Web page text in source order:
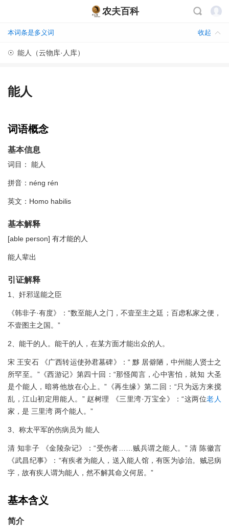
农夫百科
本词条是多义词 收起
☉ 能人（云物库·人库）
能人
词语概念
基本信息
词目： 能人
拼音：néng rén
英文：Homo habilis
基本解释
[able person] 有才能的人
能人辈出
引证解释
1、奸邪逞能之臣
《韩非子·有度》：“数至能人之门，不壹至主之廷；百虑私家之便，
不壹图主之国。”
2、能干的人。能干的人，在某方面才能出众的人。
宋 王安石 《广西转运使孙君墓碑》：“ 黟 居僻陋，中州能人贤士之
所罕至。”《西游记》第四十回：“那怪闻言，心中害怕，就知 大圣
是个能人，暗将他放在心上。”《再生缘》第二回：“只为远方来搅
乱，江山初定用能人。” 赵树理 《三里湾·万宝全》：“这两位老人
家，是 三里湾 两个能人。”
3、称太平军的伤病员为 能人
清 知非子 《金陵杂记》：“受伤者……贼兵谓之能人。” 清 陈徽言
《武昌纪事》：“有疾者为能人，送入能人馆，有医为诊治。贼忌病
字，故有疾人谓为能人，然不解其命义何居。”
基本含义
简介